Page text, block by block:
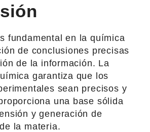
fundamental en la química
de conclusiones precisas
de la información. La
garantiza que los
sean precisos y
una base sólida
y generación de
la materia.